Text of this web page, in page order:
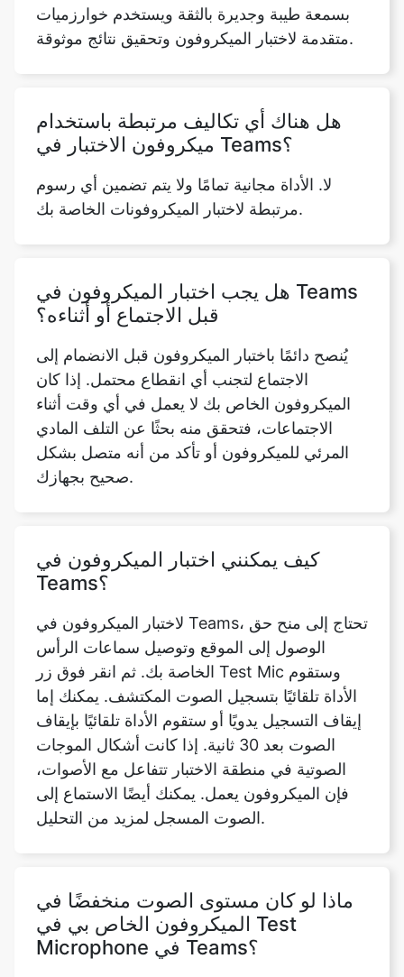
بسمعة طيبة وجديرة بالثقة ويستخدم خوارزميات
متقدمة لاختبار الميكروفون وتحقيق نتائج موثوقة.
هل هناك أي تكاليف مرتبطة باستخدام
ميكروفون الاختبار في Teams؟
لا. الأداة مجانية تمامًا ولا يتم تضمين أي رسوم
مرتبطة لاختبار الميكروفونات الخاصة بك.
هل يجب اختبار الميكروفون في Teams
قبل الاجتماع أو أثناءه؟
يُنصح دائمًا باختبار الميكروفون قبل الانضمام إلى
الاجتماع لتجنب أي انقطاع محتمل. إذا كان
الميكروفون الخاص بك لا يعمل في أي وقت أثناء
الاجتماعات، فتحقق منه بحثًا عن التلف المادي
المرئي للميكروفون أو تأكد من أنه متصل بشكل
صحيح بجهازك.
كيف يمكنني اختبار الميكروفون في
Teams؟
لاختبار الميكروفون في Teams، تحتاج إلى منح حق
الوصول إلى الموقع وتوصيل سماعات الرأس
الخاصة بك. ثم انقر فوق زر Test Mic وستقوم
الأداة تلقائيًا بتسجيل الصوت المكتشف. يمكنك إما
إيقاف التسجيل يدويًا أو ستقوم الأداة تلقائيًا بإيقاف
الصوت بعد 30 ثانية. إذا كانت أشكال الموجات
الصوتية في منطقة الاختبار تتفاعل مع الأصوات،
فإن الميكروفون يعمل. يمكنك أيضًا الاستماع إلى
الصوت المسجل لمزيد من التحليل.
ماذا لو كان مستوى الصوت منخفضًا في
الميكروفون الخاص بي في Test
Microphone في Teams؟